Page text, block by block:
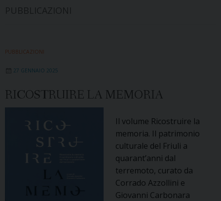
PUBBLICAZIONI
27 GENNAIO 2025
RICOSTRUIRE LA MEMORIA
Il volume Ricostruire la
memoria. Il patrimonio
culturale del Friuli a
quarant’anni dal
terremoto, curato da
Corrado Azzollini e
Giovanni Carbonara